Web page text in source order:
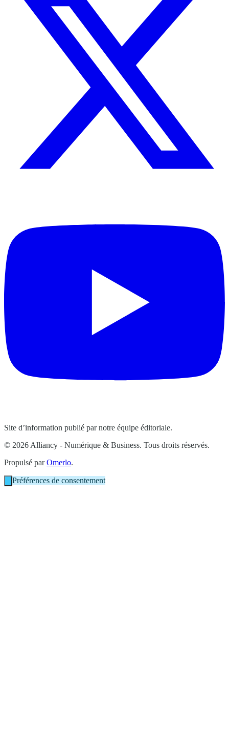
Site d’information publié par notre équipe éditoriale.
© 2026 Alliancy - Numérique & Business. Tous droits réservés.
Propulsé parOmerlo.
Préférences de consentement